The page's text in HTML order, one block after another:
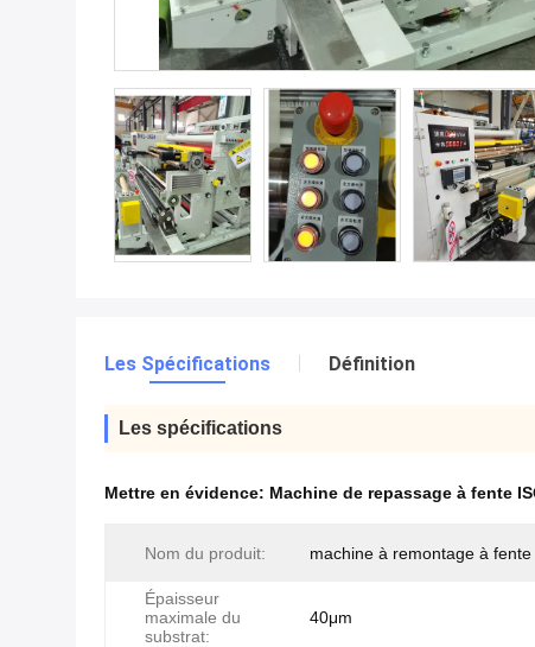
Les Spécifications Définition
Les spécifications
Mettre en évidence: Machine de repassage à fente
Nom du produit: machine à remontage à fente
Épaisseur
maximale du
substrat:
40μm